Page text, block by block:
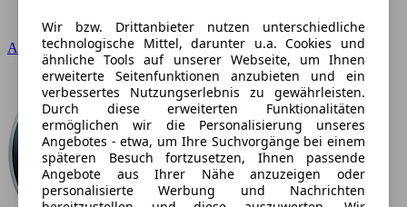
Audi
Wir bzw. Drittanbieter nutzen unterschiedliche
technologische Mittel, darunter u.a. Cookies und
ähnliche Tools auf unserer Webseite, um Ihnen
erweiterte Seitenfunktionen anzubieten und ein
verbessertes Nutzungserlebnis zu gewährleisten.
Durch diese erweiterten Funktionalitäten
ermöglichen wir die Personalisierung unseres
Angebotes - etwa, um Ihre Suchvorgänge bei einem
späteren Besuch fortzusetzen, Ihnen passende
Angebote aus Ihrer Nähe anzuzeigen oder
personalisierte Werbung und Nachrichten